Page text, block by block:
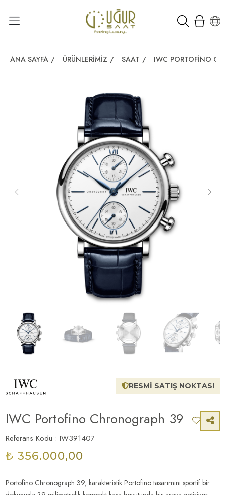
ANA SAYFA / ÜRÜNLERIMIZ / SAAT / IWC PORTOFINO
RESMİ SATIŞ NOKTASI
IWC Portofino Chronograph 39
Referans Kodu : IW391407
₺ 356.000,00
Portofino Chronograph 39, karakteristik Portofino tasarımını sportif bir